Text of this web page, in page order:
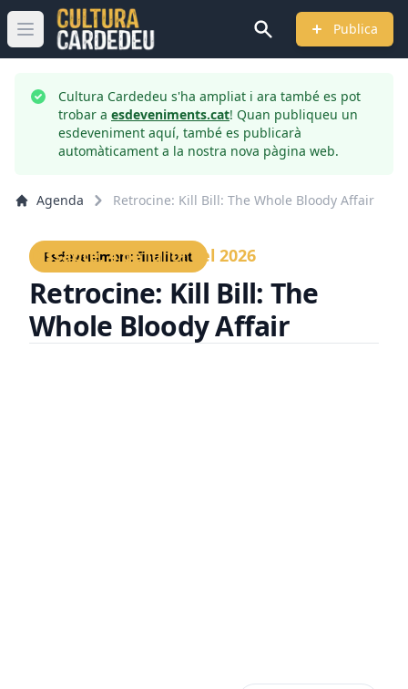
Obrir menú principal Publica
Cultura Cardedeu s'ha ampliat i ara també es pot
trobar a esdeveniments.cat! Quan publiqueu un
esdeveniment aquí, també es publicarà
automàticament a la nostra nova pàgina web.
Agenda Retrocine: Kill Bill: The Whole Bloody Affair
Esdeveniment finalitzat
Dissabte, 4 de juliol del 2026
Retrocine: Kill Bill: The
Whole Bloody Affair